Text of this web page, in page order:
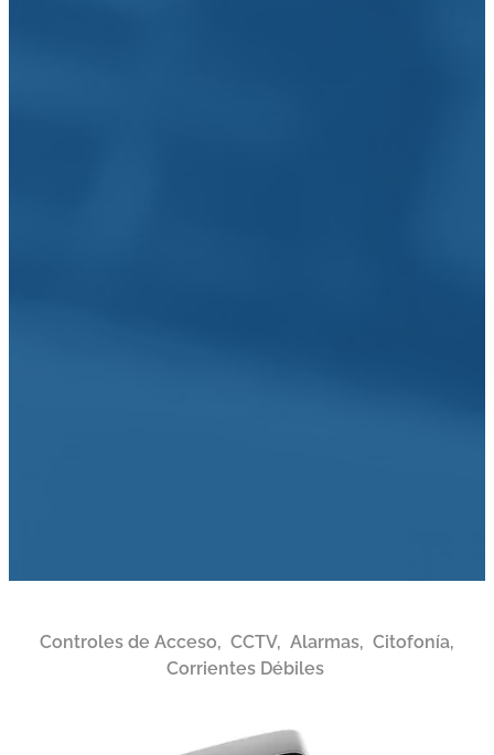
Controles de Acceso, CCTV, Alarmas, Citofonía,
Corrientes Débiles